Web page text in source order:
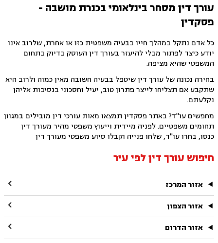
עורך דין מסחר בינלאומי בכנרת מושבה -
פסקדין
כל אדם נתקל במהלך חייו בבעיה משפטית כזו או אחרת, שלרוב אינו
יודע כיצד לפתור מבלי להיעזר בעורך דין העוסק בדיוק בתחום
המשפטי שהיא מציפה.
בחירה נכונה של עורך דין שיטפל בבעיה חשובה מאין כמוה ולרוב היא
שתקבע אם תצליחו לייצר פתרון טוב, יעיל וחסכוני בנסיבות אליהן
נקלעתם.
מחפשים עו"ד? באתר פסקדין תמצאו מאות עורכי דין מובילים במגוון
תחומים משפטיים. לפניה מיידית וייעוץ משפטי מהיר מעורך דין
כנסו, בחרו עו"ד, שלחו פנייה וקבלו סיוע משפטי מעורך דין
חיפוש עורך דין לפי עיר
אזור המרכז 
אזור הצפון 
אזור הדרום 